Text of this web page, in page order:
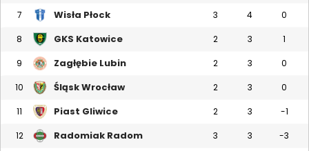
7 Wisła Płock 3 4 0
8 GKS Katowice 2 3 1
9 Zagłębie Lubin 2 3 0
10 Śląsk Wrocław 2 3 0
11 Piast Gliwice 2 3 -1
12 Radomiak Radom 3 3 -3